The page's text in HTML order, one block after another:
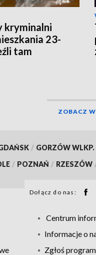
kryminalni
23-
tam
ZOBACZ
/ GORZÓW WLKP.
/ POZNAŃ / RZESZÓW
Dołącz do nas:
Centrum
Informacje o
Zgłoś